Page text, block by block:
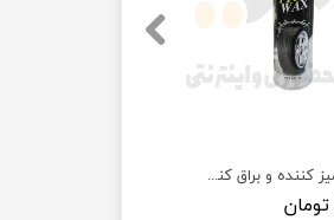
اسپری تمیز کننده و براق کننده لاستیک جردن حجم 650 میلی لیتر